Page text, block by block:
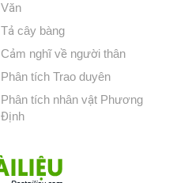
Văn
Tả cây bàng
Cảm nghĩ về người thân
Phân tích Trao duyên
Phân tích nhân vật Phương
Định